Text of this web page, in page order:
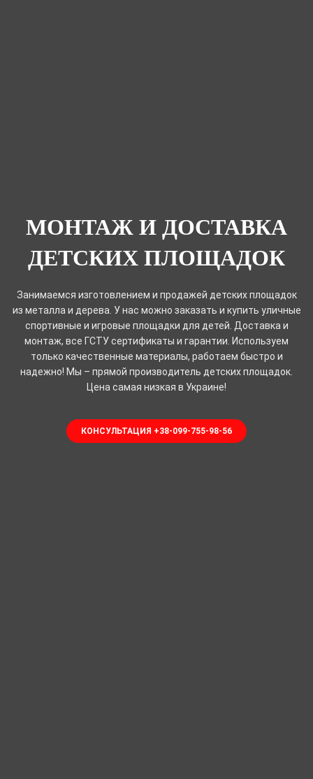
МОНТАЖ И ДОСТАВКА
ДЕТСКИХ ПЛОЩАДОК
Занимаемся изготовлением и продажей детских площадок
из металла и дерева. У нас можно заказать и купить уличные
спортивные и игровые площадки для детей. Доставка и
монтаж, все ГСТУ сертификаты и гарантии. Используем
только качественные материалы, работаем быстро и
надежно! Мы – прямой производитель детских площадок.
Цена самая низкая в Украине!
КОНСУЛЬТАЦИЯ +38-099-755-98-56